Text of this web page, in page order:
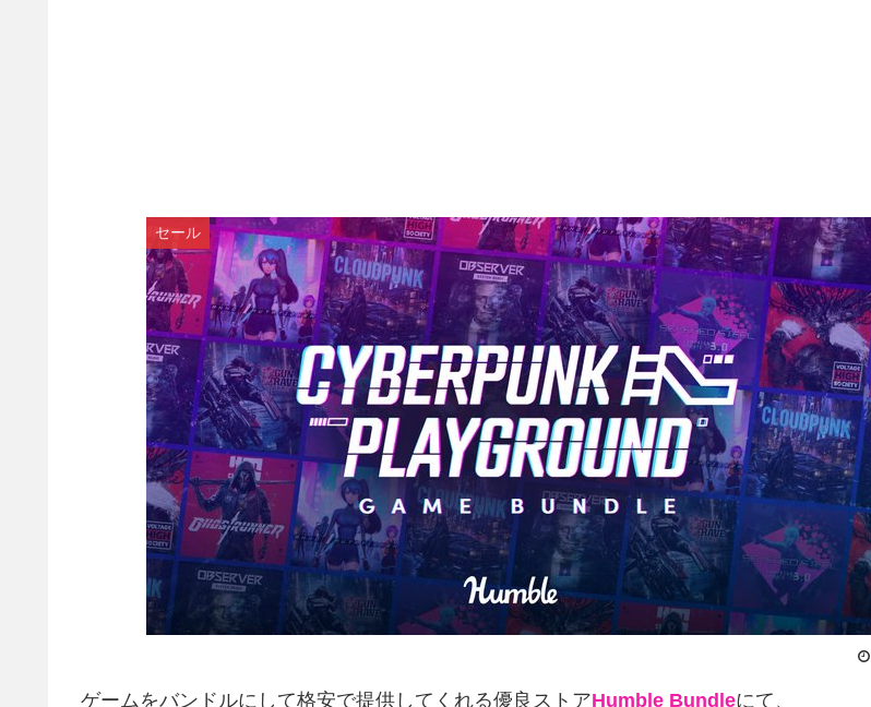
セール
ゲームをバンドルにして格安で提供してくれる優良ストアHumble Bundleにて、